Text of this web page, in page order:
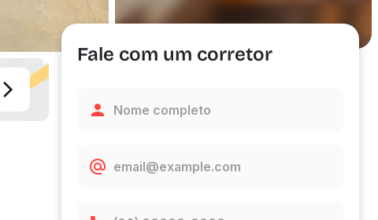
Fale com um corretor